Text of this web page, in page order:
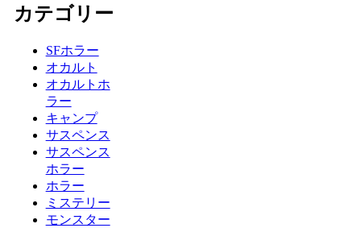
カテゴリー
SFホラー
オカルト
オカルトホ
ラー
キャンプ
サスペンス
サスペンス
ホラー
ホラー
ミステリー
モンスター